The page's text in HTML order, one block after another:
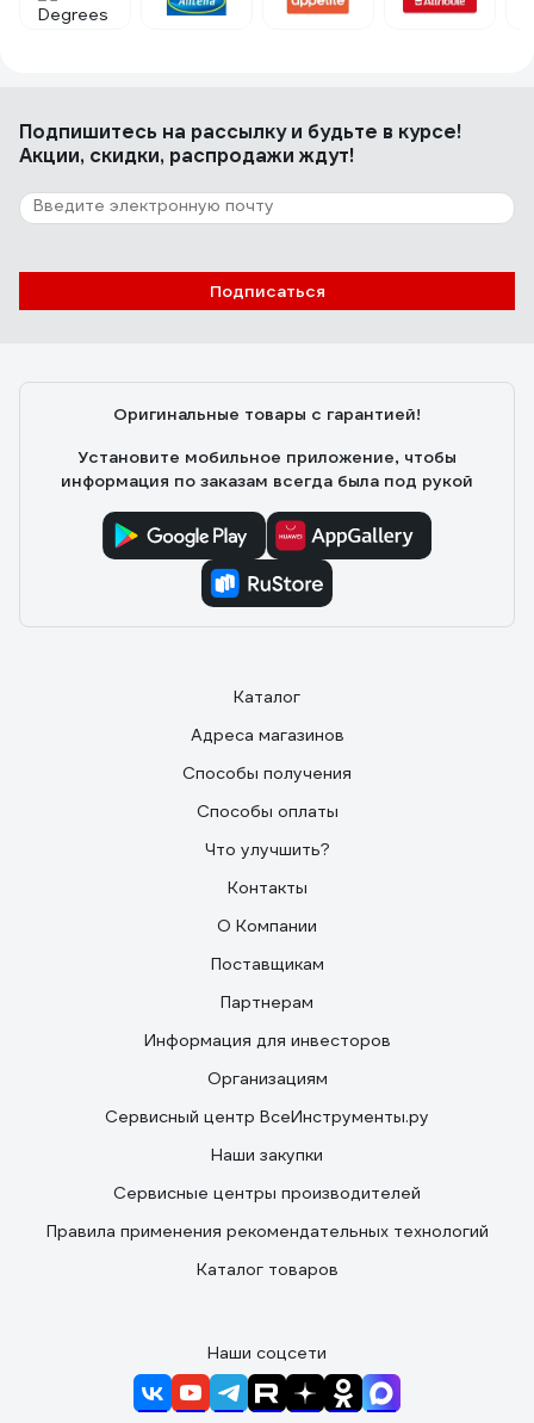
1 отзыв
Дмитрий 03.10.2024
Цена-качество
Подпишитесь на рассылкуи будьте в курсе!
Акции, скидки, распродажи ждут!
Подписаться
Оригинальные товары с гарантией!
Установите мобильное приложение, чтобы
информация по заказам всегда была под рукой
Каталог
Адреса магазинов
Способы получения
Способы оплаты
Что улучшить?
Контакты
О Компании
Поставщикам
Партнерам
Информация для инвесторов
Организациям
Сервисный центр ВсеИнструменты.ру
Наши закупки
Сервисные центры производителей
Правила применения рекомендательных технологий
Каталог товаров
Наши соцсети